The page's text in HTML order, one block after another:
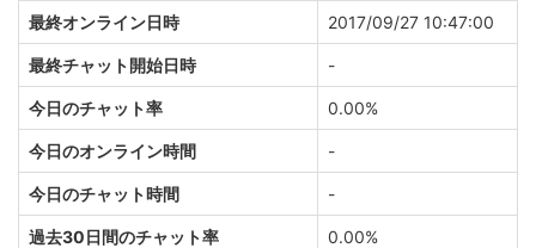
最終オンライン日時 2017/09/27 10:47:00
最終チャット開始日時 -
今日のチャット率 0.00%
今日のオンライン時間 -
今日のチャット時間 -
過去30日間のチャット率 0.00%